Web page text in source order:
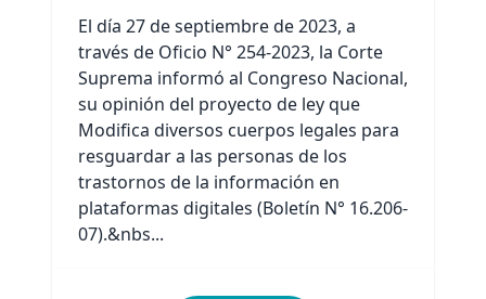
El día 27 de septiembre de 2023, a
través de Oficio N° 254-2023, la Corte
Suprema informó al Congreso Nacional,
su opinión del proyecto de ley que
Modifica diversos cuerpos legales para
resguardar a las personas de los
trastornos de la información en
plataformas digitales (Boletín N° 16.206-
07).&nbs...